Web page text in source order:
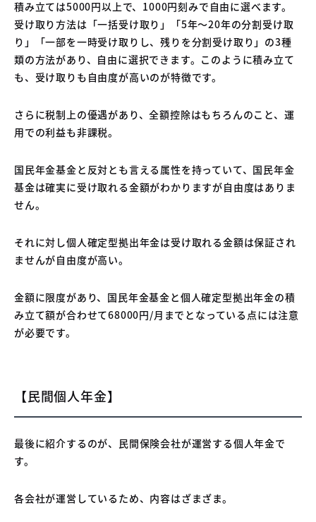
積み立ては5000円以上で、1000円刻みで自由に選べます。
受け取り方法は「一括受け取り」「5年〜20年の分割受け取
り」「一部を一時受け取りし、残りを分割受け取り」の3種
類の方法があり、自由に選択できます。このように積み立て
も、受け取りも自由度が高いのが特徴です。
さらに税制上の優遇があり、全額控除はもちろんのこと、運
用での利益も非課税。
国民年金基金と反対とも言える属性を持っていて、国民年金
基金は確実に受け取れる金額がわかりますが自由度はありま
せん。
それに対し個人確定型拠出年金は受け取れる金額は保証され
ませんが自由度が高い。
金額に限度があり、国民年金基金と個人確定型拠出年金の積
み立て額が合わせて68000円/月までとなっている点には注意
が必要です。
【民間個人年金】
最後に紹介するのが、民間保険会社が運営する個人年金で
す。
各会社が運営しているため、内容はざまざま。